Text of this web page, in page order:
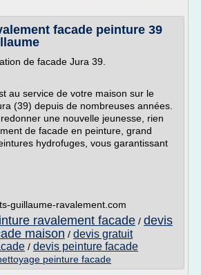
facade peinture 39
de facade Jura 39.
au service de votre maison sur le
(39) depuis de nombreuses années.
une nouvelle jeunesse, rien
de facade en peinture, grand
hydrofuges, vous garantissant
guillaume-ravalement.com
ravalement facade / devis
maison / devis gratuit
/ devis peinture facade
peinture facade